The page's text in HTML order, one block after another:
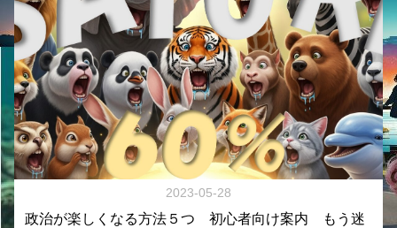
2023-05-28
政治が楽しくなる方法５つ 初心者向け案内 もう迷